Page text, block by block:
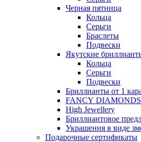
Черная пятница
Кольца
Серьги
Браслеты
Подвески
Якутские
Кольца
Серьги
Подвески
Бриллианты от 1
FANCY DIAMONDS
High Jewellery
Бриллиантовое
Украшения в виде
Подарочные сертификаты